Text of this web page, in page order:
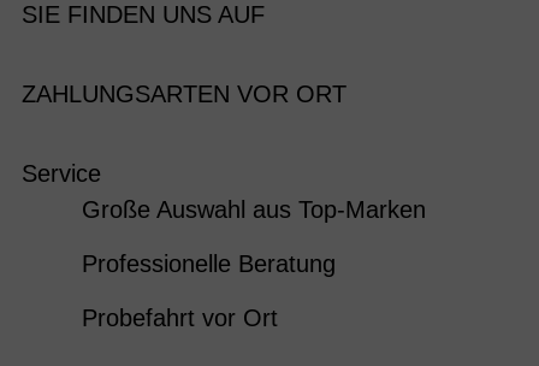
SIE FINDEN UNS AUF
ZAHLUNGSARTEN VOR ORT
Service
Große Auswahl aus Top-Marken
Professionelle Beratung
Probefahrt vor Ort